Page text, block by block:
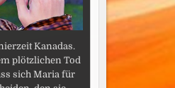
Kanadas.
plötzlichen Tod
sich Maria für